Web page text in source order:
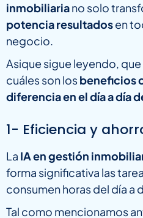
inmobiliariano solo
potencia resultadosen
negocio.
Asique sigue leyendo,
cuáles son losbeneficios
diferencia en el día a día
1- Eficiencia y
La IA en gestión
forma significativa las
consumen horas del día a
Tal como mencionamos